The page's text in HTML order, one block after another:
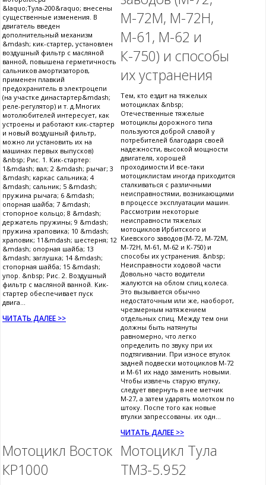
&laquo;Тула-200&raquo; внесены
существенные изменения. В
двигатель введен
дополнительный механизм
&mdash; кик-стартер, установлен
воздушный фильтр с масляной
ванной, повышена герметичность
сальников амортизаторов,
применен плавкий
предохранитель в электроцепи
(на участке династартер&mdash;
реле-регулятор) и т. д.Многих
мотолюбителей интересует, как
устроены и работают кик-стартер
и новый воздушный фильтр,
можно ли установить их на
машинах первых выпусков)
&nbsp; Рис. 1. Кик-стартер:
1&mdash; вал; 2 &mdash; рычаг; 3
&mdash; каркас сальника; 4
&mdash; сальник; 5 &mdash;
пружина рычага; 6 &mdash;
опорная шайба; 7 &mdash;
стопорное кольцо; 8 &mdash;
держатель пружины; 9 &mdash;
пружина храповика; 10 &mdash;
храповик; 11&mdash; шестерня; 12
&mdash; опорная шайба; 13
&mdash; заглушка; 14 &mdash;
стопорная шайба; 15 &mdash;
упор. &nbsp; Рис. 2. Воздушный
фильтр с масляной ванной. Кик-
стартер обеспечивает пуск
двига...
ЧИТАТЬ ДАЛЕЕ >>
М-72М, М-72Н,
М-61, М-62 и
К-750) и способы
их устранения
Тем, кто ездит на тяжелых
мотоциклах &nbsp;
Отечественные тяжелые
мотоциклы дорожного типа
пользуются доброй славой у
потребителей благодаря своей
надежности, высокой мощности
двигателя, хорошей
проходимости.И все-таки
мотоциклистам иногда приходится
сталкиваться с различными
неисправностями, возникающими
в процессе эксплуатации машин.
Рассмотрим некоторые
неисправности тяжелых
мотоциклов Ирбитского и
Киевского заводов (М-72, М-72М,
М-72Н, М-61, М-62 и К-750) и
способы их устранения. &nbsp;
Неисправности ходовой части
Довольно часто водители
жалуются на облом спиц колеса.
Это вызывается обычно
недостаточным или же, наоборот,
чрезмерным натяжением
отдельных спиц. Между тем они
должны быть натянуты
равномерно, что легко
определить по звуку при их
подтягивании. При износе втулок
задней подвески мотоциклов М-72
и М-61 их надо заменить новыми.
Чтобы извлечь старую втулку,
следует ввернуть в нее метчик
М-27, а затем ударять молотком по
штоку. Поспе того как новые
втулки запрессованы. их одн...
ЧИТАТЬ ДАЛЕЕ >>
Мотоцикл Восток
КР1000
Мотоцикл Тула
ТМЗ-5.952